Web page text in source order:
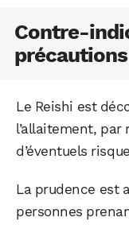
Contre-
précautions
Le Reishi est
l’allaitement, par
d’éventuels
La prudence est
personnes